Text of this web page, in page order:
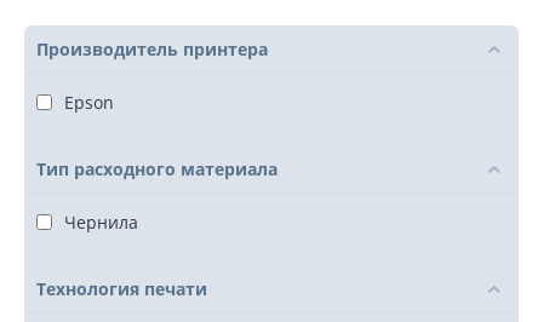
Производитель принтера
Epson
Тип расходного материала
Чернила
Технология печати